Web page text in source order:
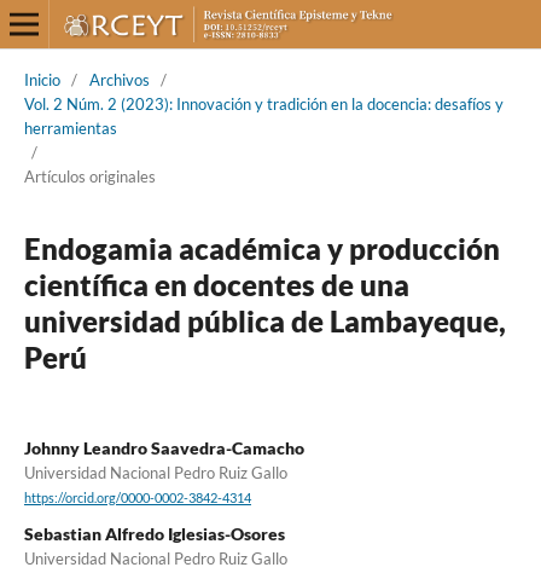
Inicio / Archivos
/
Vol. 2 Núm. 2 (2023): Innovación y tradición en la docencia: desafíos y
herramientas
/
Artículos originales
Endogamia académica y producción
científica en docentes de una
universidad pública de Lambayeque,
Perú
Johnny Leandro Saavedra-Camacho
Universidad Nacional Pedro Ruiz Gallo
https://orcid.org/0000-0002-3842-4314
Sebastian Alfredo Iglesias-Osores
Universidad Nacional Pedro Ruiz Gallo